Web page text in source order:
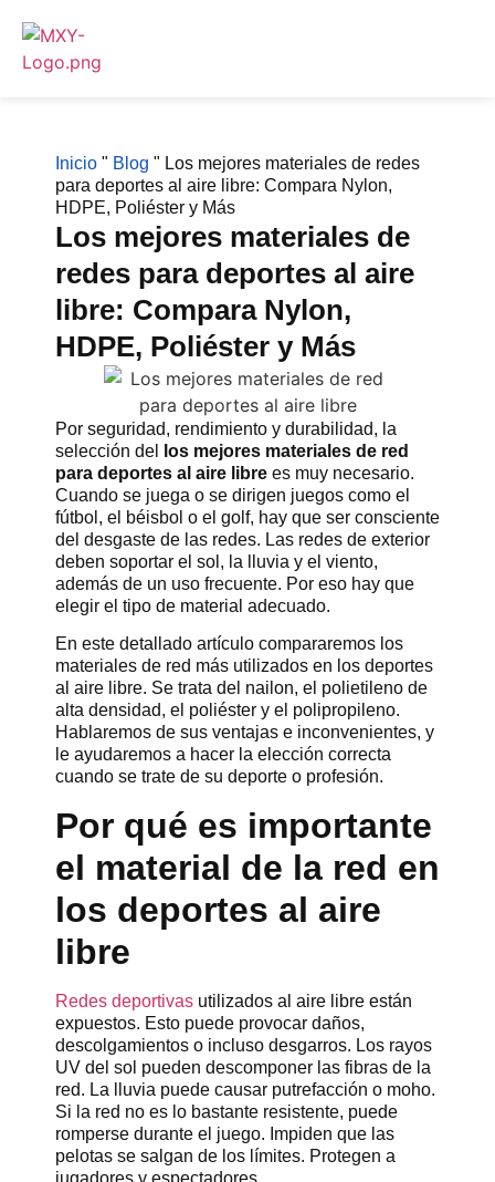
Inicio " Blog " Los mejores materiales de redes
para deportes al aire libre: Compara Nylon,
HDPE, Poliéster y Más
Los mejores materiales de
redes para deportes al aire
libre: Compara Nylon,
HDPE, Poliéster y Más
Por seguridad, rendimiento y durabilidad, la
selección del
los mejores materiales de red
para deportes al aire libre es muy necesario.
Cuando se juega o se dirigen juegos como el
fútbol, el béisbol o el golf, hay que ser consciente
del desgaste de las redes. Las redes de exterior
deben soportar el sol, la lluvia y el viento,
además de un uso frecuente. Por eso hay que
elegir el tipo de material adecuado.
En este detallado artículo compararemos los
materiales de red más utilizados en los deportes
al aire libre. Se trata del nailon, el polietileno de
alta densidad, el poliéster y el polipropileno.
Hablaremos de sus ventajas e inconvenientes, y
le ayudaremos a hacer la elección correcta
cuando se trate de su deporte o profesión.
Por qué es importante
el material de la red en
los deportes al aire
libre
Redes deportivas utilizados al aire libre están
expuestos. Esto puede provocar daños,
descolgamientos o incluso desgarros. Los rayos
UV del sol pueden descomponer las fibras de la
red. La lluvia puede causar putrefacción o moho.
Si la red no es lo bastante resistente, puede
romperse durante el juego. Impiden que las
pelotas se salgan de los límites. Protegen a
jugadores y espectadores.